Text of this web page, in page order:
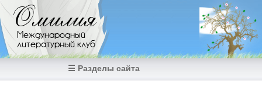
Перейти к основному содержанию
Омилия
Международный
литературный клуб
☰ Разделы сайта